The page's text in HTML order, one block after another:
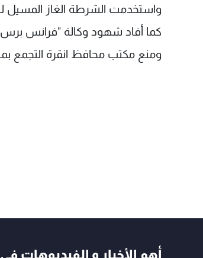
واستخدمت الشرطة الغاز المسيل
كما أفاد شهود وكالة "فرانس برس". ونشر
ومنع مكتب محافظ انقرة التجمع
أهم الأخبار و الفيديوهات